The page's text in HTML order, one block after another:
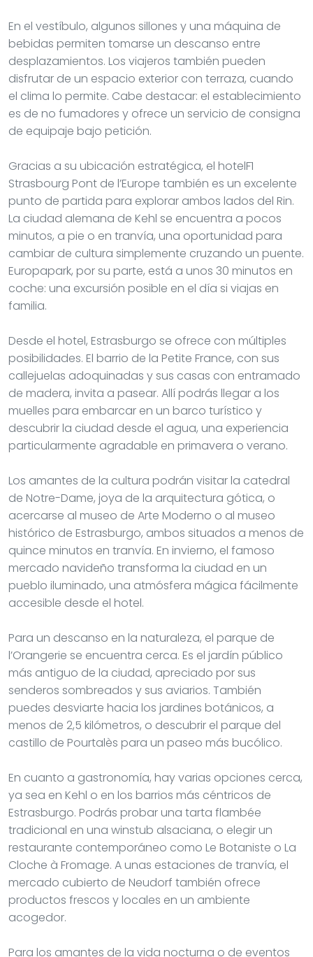
En el vestíbulo, algunos sillones y una máquina de
bebidas permiten tomarse un descanso entre
desplazamientos. Los viajeros también pueden
disfrutar de un espacio exterior con terraza, cuando
el clima lo permite. Cabe destacar: el establecimiento
es de no fumadores y ofrece un servicio de consigna
de equipaje bajo petición.
Gracias a su ubicación estratégica, el hotelF1
Strasbourg Pont de l’Europe también es un excelente
punto de partida para explorar ambos lados del Rin.
La ciudad alemana de Kehl se encuentra a pocos
minutos, a pie o en tranvía, una oportunidad para
cambiar de cultura simplemente cruzando un puente.
Europapark, por su parte, está a unos 30 minutos en
coche: una excursión posible en el día si viajas en
familia.
Desde el hotel, Estrasburgo se ofrece con múltiples
posibilidades. El barrio de la Petite France, con sus
callejuelas adoquinadas y sus casas con entramado
de madera, invita a pasear. Allí podrás llegar a los
muelles para embarcar en un barco turístico y
descubrir la ciudad desde el agua, una experiencia
particularmente agradable en primavera o verano.
Los amantes de la cultura podrán visitar la catedral
de Notre-Dame, joya de la arquitectura gótica, o
acercarse al museo de Arte Moderno o al museo
histórico de Estrasburgo, ambos situados a menos de
quince minutos en tranvía. En invierno, el famoso
mercado navideño transforma la ciudad en un
pueblo iluminado, una atmósfera mágica fácilmente
accesible desde el hotel.
Para un descanso en la naturaleza, el parque de
l’Orangerie se encuentra cerca. Es el jardín público
más antiguo de la ciudad, apreciado por sus
senderos sombreados y sus aviarios. También
puedes desviarte hacia los jardines botánicos, a
menos de 2,5 kilómetros, o descubrir el parque del
castillo de Pourtalès para un paseo más bucólico.
En cuanto a gastronomía, hay varias opciones cerca,
ya sea en Kehl o en los barrios más céntricos de
Estrasburgo. Podrás probar una tarta flambée
tradicional en una winstub alsaciana, o elegir un
restaurante contemporáneo como Le Botaniste o La
Cloche à Fromage. A unas estaciones de tranvía, el
mercado cubierto de Neudorf también ofrece
productos frescos y locales en un ambiente
acogedor.
Para los amantes de la vida nocturna o de eventos